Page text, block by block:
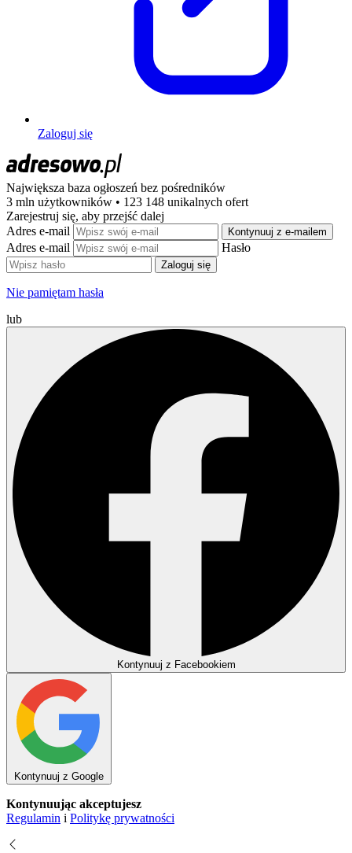
Zaloguj się
Największa baza ogłoszeń bez pośredników
3 mln użytkowników • 123 148 unikalnych ofert
Zarejestruj się, aby przejść dalej
Adres e-mail
Kontynuuj z e-mailem
Adres e-mail Hasło
Zaloguj się
Nie pamiętam hasła
lub
Kontynuuj z Facebookiem
Kontynuuj z Google
Kontynuując akceptujesz
Regulamin i Politykę prywatności